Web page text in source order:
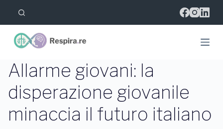
l
c
n
t
Allarme giovani: la
disperazione giovanile
minaccia il futuro italiano